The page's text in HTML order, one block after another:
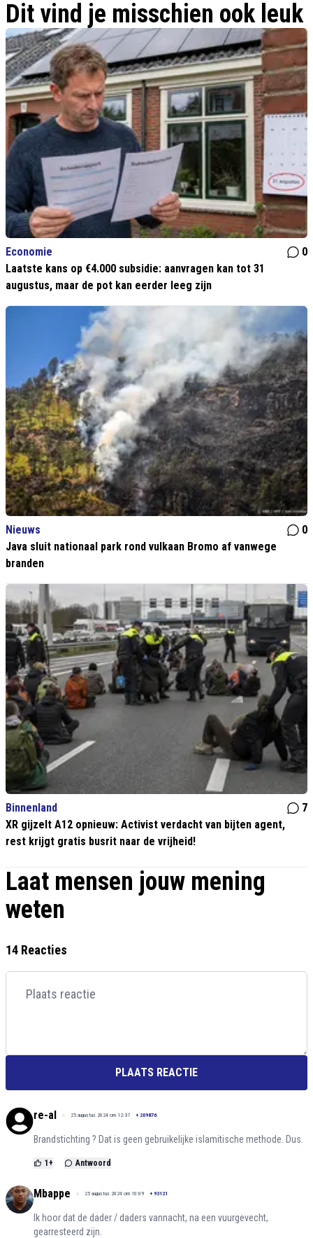
Dit vind je misschien ook leuk
Economie
0
Laatste kans op €4.000 subsidie: aanvragen kan tot 31
augustus, maar de pot kan eerder leeg zijn
Nieuws
0
Java sluit nationaal park rond vulkaan Bromo af vanwege
branden
Binnenland
7
XR gijzelt A12 opnieuw: Activist verdacht van bijten agent,
rest krijgt gratis busrit naar de vrijheid!
Laat mensen jouw mening
weten
14 Reacties
PLAATS REACTIE
re-al 25 augustus 2024 om 12:37 + 209876
Brandstichting ? Dat is geen gebruikelijke islamitische methode. Dus.
1+ Antwoord
Mbappe 25 augustus 2024 om 10:09 + 93121
Ik hoor dat de dader / daders vannacht, na een vuurgevecht,
gearresteerd zijn.